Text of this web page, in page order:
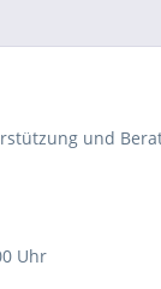
und
Uhr